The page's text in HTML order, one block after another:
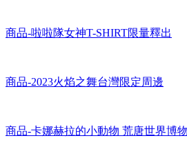
商品-啦啦隊女神T-SHIRT限量釋出
商品-2023火焰之舞台灣限定周邊
商品-卡娜赫拉的小動物 荒唐世界博